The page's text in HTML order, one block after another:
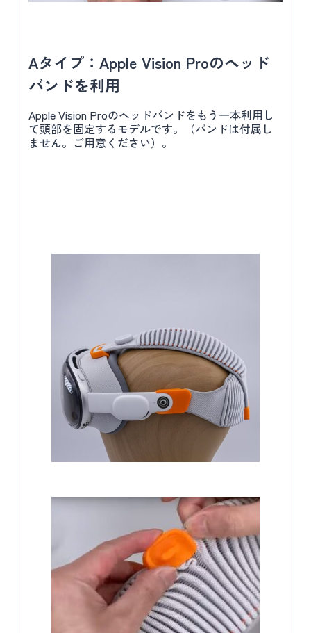
Aタイプ：Apple Vision Proのヘッド
バンドを利用
Apple Vision Proのヘッドバンドをもう一本利用し
て頭部を固定するモデルです。（バンドは付属し
ません。ご用意ください）。